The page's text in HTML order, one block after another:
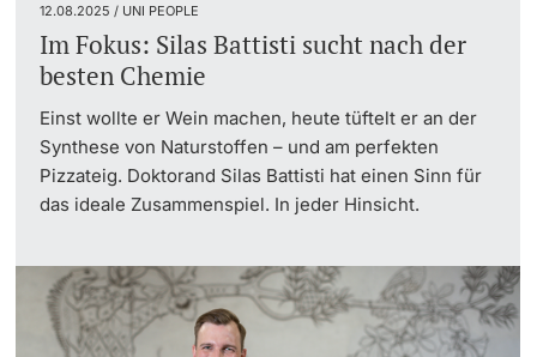
12.08.2025 / UNI PEOPLE
Im Fokus: Silas Battisti sucht nach der
besten Chemie
Einst wollte er Wein machen, heute tüftelt er an der
Synthese von Naturstoffen – und am perfekten
Pizzateig. Doktorand Silas Battisti hat einen Sinn für
das ideale Zusammenspiel. In jeder Hinsicht.